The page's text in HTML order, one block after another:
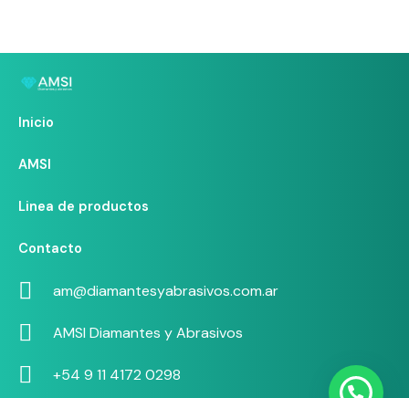
Inicio
AMSI
Linea de productos
Contacto
am@diamantesyabrasivos.com.ar
AMSI Diamantes y Abrasivos
+54 9 11 4172 0298